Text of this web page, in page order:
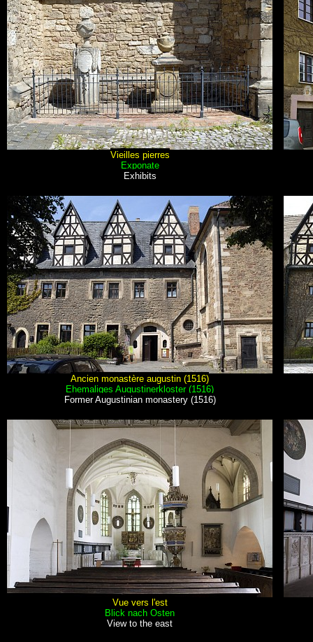
Vieilles pierres
Exponate
Exhibits
Ancien monastère augustin (1516)
Ehemaliges Augustinerkloster (1516)
Former Augustinian monastery (1516)
Vue vers l'est
Blick nach Osten
View to the east